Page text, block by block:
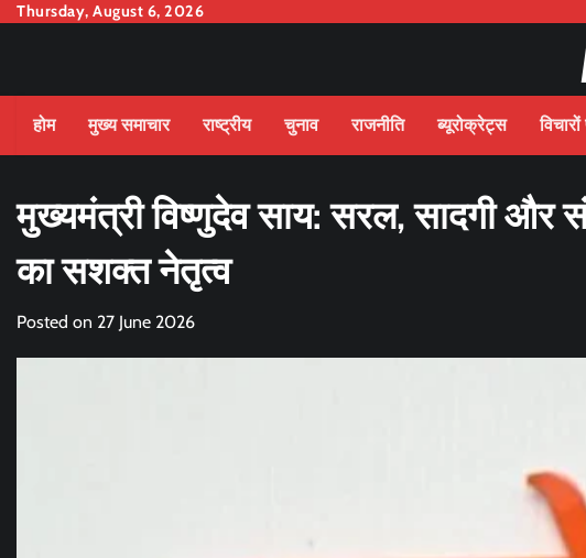
SkipThursday, August 6, 2026
होम मुख्य समाचार राष्ट्रीय चुनाव राजनीति ब्यूरोक्रेट्स
मुख्यमंत्री विष्णुदेव साय: सरल, सादगी और
का सशक्त नेतृत्व
Posted on 27 June 2026